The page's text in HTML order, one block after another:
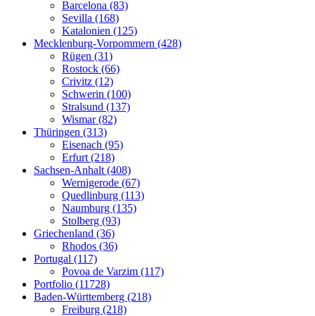
Barcelona (83)
Sevilla (168)
Katalonien (125)
Mecklenburg-Vorpommern (428)
Rügen (31)
Rostock (66)
Crivitz (12)
Schwerin (100)
Stralsund (137)
Wismar (82)
Thüringen (313)
Eisenach (95)
Erfurt (218)
Sachsen-Anhalt (408)
Wernigerode (67)
Quedlinburg (113)
Naumburg (135)
Stolberg (93)
Griechenland (36)
Rhodos (36)
Portugal (117)
Povoa de Varzim (117)
Portfolio (11728)
Baden-Württemberg (218)
Freiburg (218)